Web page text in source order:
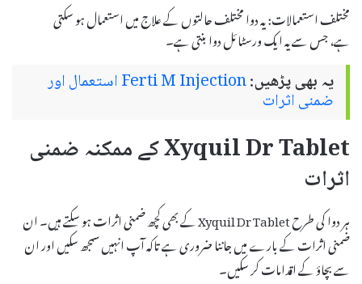
مختلف استعمالات: یہ دوا مختلف حالتوں کے علاج میں استعمال ہو سکتی
ہے، جس سے یہ ایک ورسٹائل دوا بنتی ہے۔
یہ بھی پڑھیں: Ferti M Injection استعمال اور
ضمنی اثرات
Xyquil Dr Tablet کے ممکنہ ضمنی
اثرات
ہر دوا کی طرح Xyquil Dr Tablet کے بھی کچھ ضمنی اثرات ہو سکتے ہیں۔ ان
ضمنی اثرات کے بارے میں جاننا ضروری ہے تاکہ آپ انہیں سمجھ سکیں اور ان
سے بچاؤ کے اقدامات کر سکیں۔